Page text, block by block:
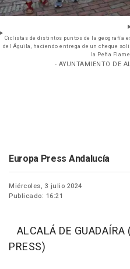
Ciclistas de distintos puntos de la geografía
del Águila, haciendo entrega de un cheque
la Peña
- AYUNTAMIENTO DE
Europa Press Andalucía
Miércoles, 3 julio 2024
Publicado: 16:21
ALCALÁ DE
PRESS)